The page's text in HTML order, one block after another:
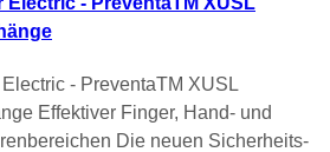
- PreventaTM XUSL
Effektiver Finger, Hand- und
Die neuen Sicherheits-